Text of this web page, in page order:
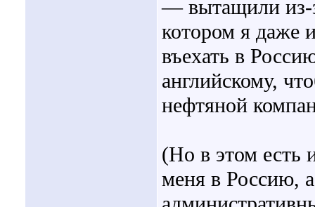
— вытащили из-
котором я даже
въехать в
английскому,
нефтяной
(Но в этом есть
меня в Россию,